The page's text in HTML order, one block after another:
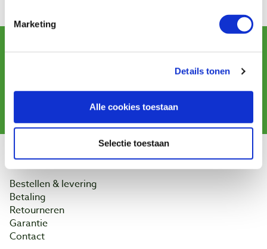
Marketing
Details tonen
Alle cookies toestaan
Selectie toestaan
en ontvang aanbiedingen, nieuwe producten en tips.
Aanmelden
Klantenservice
Bestellen & levering
Betaling
Retourneren
Garantie
Contact